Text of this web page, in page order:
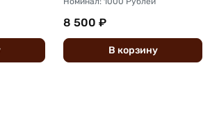
8 500 ₽
В корзину